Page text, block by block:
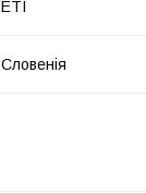
ETI
Словенія